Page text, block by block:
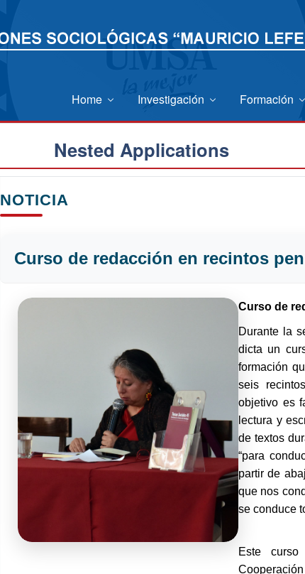
Home Investigación Formación
Nested Applications
NOTICIA
Curso de redacción en recintos
Curso de
Durante la
dicta un
formación
seis
objetivo es
lectura y
de textos
“para
partir de
que nos
se conduce
Este